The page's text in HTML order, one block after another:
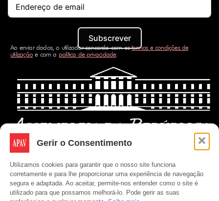
Gerir o Consentimento
Utilizamos cookies para garantir que o nosso site funciona
corretamente e para lhe proporcionar uma experiência de navegação
segura e adaptada. Ao aceitar, permite-nos entender como o site é
utilizado para que possamos melhorá-lo. Pode gerir as suas
Subscrever
Ao enviar dados, o utilizador concorda com ostermos e condições de
utilizaçãoe com a política de privacidade.